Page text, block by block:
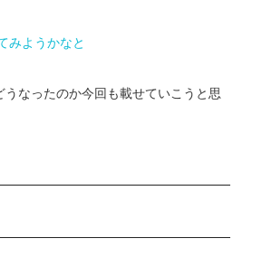
みようかなと
なったのか今回も載せていこうと思